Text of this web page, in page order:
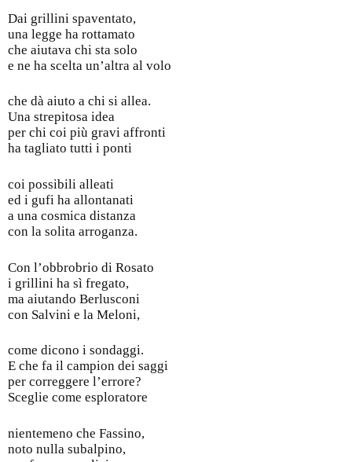
Dai grillini spaventato,
una legge ha rottamato
che aiutava chi sta solo
e ne ha scelta un’altra al volo
che dà aiuto a chi si allea.
Una strepitosa idea
per chi coi più gravi affronti
ha tagliato tutti i ponti
coi possibili alleati
ed i gufi ha allontanati
a una cosmica distanza
con la solita arroganza.
Con l’obbrobrio di Rosato
i grillini ha sì fregato,
ma aiutando Berlusconi
con Salvini e la Meloni,
come dicono i sondaggi.
E che fa il campion dei saggi
per correggere l’errore?
Sceglie come esploratore
nientemeno che Fassino,
noto nulla subalpino,